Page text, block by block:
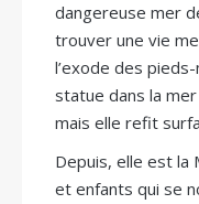
dangereuse mer
trouver une vie
l’exode des
statue dans la
mais elle refit
Depuis, elle est la
et enfants qui se